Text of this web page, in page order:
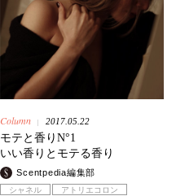
Column 2017.05.22
モテと香りN°1
いい香りとモテる香り
Scentpedia編集部
シャネル
アトリエコロン